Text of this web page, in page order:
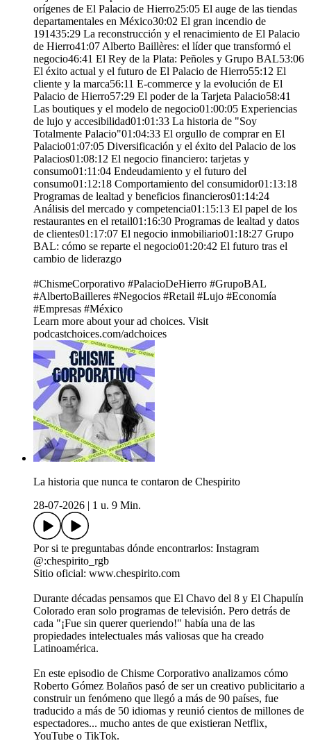
orígenes de El Palacio de Hierro25:05 El auge de las tiendas
departamentales en México30:02 El gran incendio de
191435:29 La reconstrucción y el renacimiento de El Palacio
de Hierro41:07 Alberto Baillères: el líder que transformó el
negocio46:41 El Rey de la Plata: Peñoles y Grupo BAL53:06
El éxito actual y el futuro de El Palacio de Hierro55:12 El
cliente y la marca56:11 E-commerce y la evolución de El
Palacio de Hierro57:29 El poder de la Tarjeta Palacio58:41
Las boutiques y el modelo de negocio01:00:05 Experiencias
de lujo y accesibilidad01:01:33 La historia de "Soy
Totalmente Palacio"01:04:33 El orgullo de comprar en El
Palacio01:07:05 Diversificación y el éxito del Palacio de los
Palacios01:08:12 El negocio financiero: tarjetas y
consumo01:11:04 Endeudamiento y el futuro del
consumo01:12:18 Comportamiento del consumidor01:13:18
Programas de lealtad y beneficios financieros01:14:24
Análisis del mercado y competencia01:15:13 El papel de los
restaurantes en el retail01:16:30 Programas de lealtad y datos
de clientes01:17:07 El negocio inmobiliario01:18:27 Grupo
BAL: cómo se reparte el negocio01:20:42 El futuro tras el
cambio de liderazgo
#ChismeCorporativo #PalacioDeHierro #GrupoBAL
#AlbertoBailleres #Negocios #Retail #Lujo #Economía
#Empresas #México
Learn more about your ad choices. Visit
podcastchoices.com/adchoices
La historia que nunca te contaron de Chespirito
28-07-2026
1 u. 9 Min.
Por si te preguntabas dónde encontrarlos: Instagram
@:chespirito_rgb
Sitio oficial: www.chespirito.com
Durante décadas pensamos que El Chavo del 8 y El Chapulín
Colorado eran solo programas de televisión. Pero detrás de
cada "¡Fue sin querer queriendo!" había una de las
propiedades intelectuales más valiosas que ha creado
Latinoamérica.
En este episodio de Chisme Corporativo analizamos cómo
Roberto Gómez Bolaños pasó de ser un creativo publicitario a
construir un fenómeno que llegó a más de 90 países, fue
traducido a más de 50 idiomas y reunió cientos de millones de
espectadores... mucho antes de que existieran Netflix,
YouTube o TikTok.